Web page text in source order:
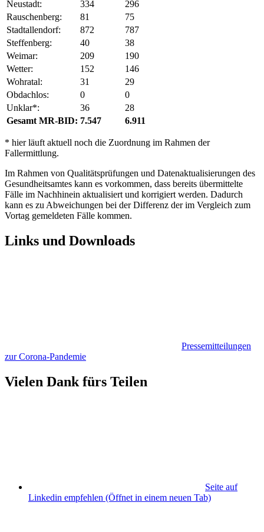
Neustadt: 334
296
Rauschenberg:
81
75
Stadtallendorf:
872
787
Steffenberg:
40
38
Weimar:
209
190
Wetter:
152
146
Wohratal:
31
29
Obdachlos:
0
0
Unklar*:
36
28
Gesamt MR-BID: 7.547 6.911
* hier läuft aktuell noch die Zuordnung im Rahmen der
Fallermittlung.
Im Rahmen von Qualitätsprüfungen und Datenaktualisierungen des
Gesundheitsamtes kann es vorkommen, dass bereits übermittelte
Fälle im Nachhinein aktualisiert und korrigiert werden. Dadurch
kann es zu Abweichungen bei der Differenz der im Vergleich zum
Vortag gemeldeten Fälle kommen.
Links und Downloads
Pressemitteilungen
zur Corona-Pandemie
Vielen Dank fürs Teilen
Seite auf
Linkedin empfehlen (Öffnet in einem neuen Tab)